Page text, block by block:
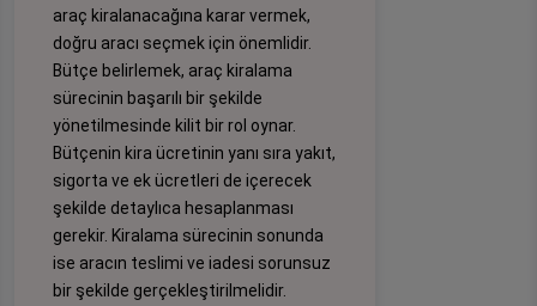
araç kiralanacağına karar vermek,
doğru aracı seçmek için önemlidir.
Bütçe belirlemek, araç kiralama
sürecinin başarılı bir şekilde
yönetilmesinde kilit bir rol oynar.
Bütçenin kira ücretinin yanı sıra yakıt,
sigorta ve ek ücretleri de içerecek
şekilde detaylıca hesaplanması
gerekir. Kiralama sürecinin sonunda
ise aracın teslimi ve iadesi sorunsuz
bir şekilde gerçekleştirilmelidir.